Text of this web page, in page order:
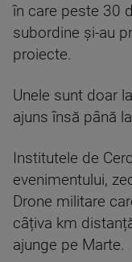
în care peste 30
subordine și-au
proiecte.
Unele sunt doar
ajuns însă până
Institutele de
evenimentului,
Drone militare
câțiva km
ajunge pe Marte.